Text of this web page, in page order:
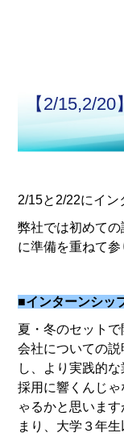
【2/15,2/
2/15と2/22にイン
弊社では初めて
に準備を重ねて参
■インターンシッ
夏・冬のセット
会社についての
し、より実践的
採用に響くんじ
ゃるかと思いま
まり、大学３年